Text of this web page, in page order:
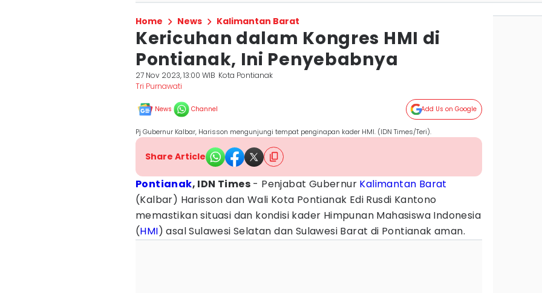
Home News Kalimantan Barat
Kericuhan dalam Kongres HMI di
Pontianak, Ini Penyebabnya
27 Nov 2023, 13:00 WIB Kota Pontianak
Tri Purnawati
News Channel Add Us on Google
Pj Gubernur Kalbar, Harisson mengunjungi tempat penginapan kader HMI. (IDN Times/Teri).
Share Article
Pontianak, IDN Times - Penjabat Gubernur Kalimantan Barat
(Kalbar) Harisson dan Wali Kota Pontianak Edi Rusdi Kantono
memastikan situasi dan kondisi kader Himpunan Mahasiswa Indonesia
(HMI) asal Sulawesi Selatan dan Sulawesi Barat di Pontianak aman.